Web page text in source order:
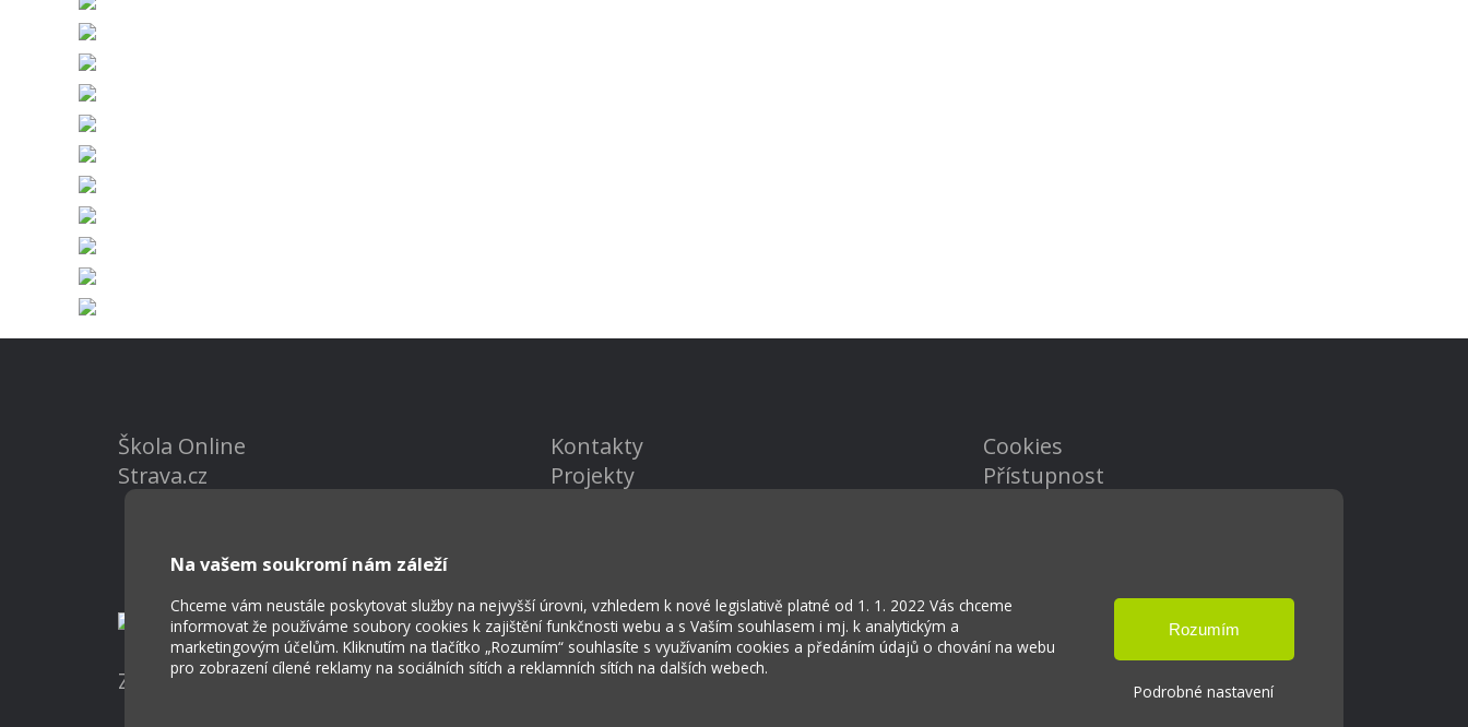
Na vašem soukromí nám záleží
Chceme vám neustále poskytovat služby na nejvyšší úrovni, vzhledem k nové legislativě platné od 1. 1. 2022 Vás chceme
informovat že používáme soubory cookies k zajištění funkčnosti webu a s Vaším souhlasem i mj. k analytickým a
marketingovým účelům. Kliknutím na tlačítko „Rozumím“ souhlasíte s využívaním cookies a předáním údajů o chování na webu
pro zobrazení cílené reklamy na sociálních sítích a reklamních sítích na dalších webech.
Podrobné nastavení
Škola Online
Strava.cz
Kontakty
Projekty
Cookies
Přístupnost
Základní škola a Mateřská škola Ostrožská Lhota